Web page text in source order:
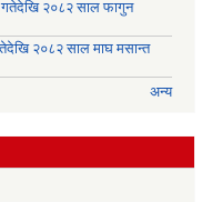
२०८२ साल फागुन
२०८२ साल माघ मसान्त
अन्य